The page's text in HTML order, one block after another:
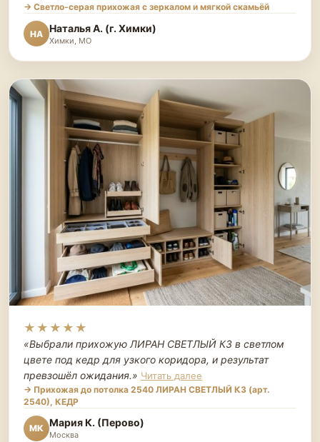
→ Светло-серая прихожая с зеркалом и мягкой скамьёй
НА Наталья А. (г. Химки)
Химки, МО
★★★★★
«Выбрали прихожую ЛИРАН СВЕТЛЫЙ К3 в светлом
цвете под кедр для узкого коридора, и результат
превзошёл ожидания.» Читать далее
→ Прихожая до потолка 2540 ЛИРАН СВЕТЛЫЙ К3 (арт.
2540), КЕДР
МК Мария К. (Перово)
Москва